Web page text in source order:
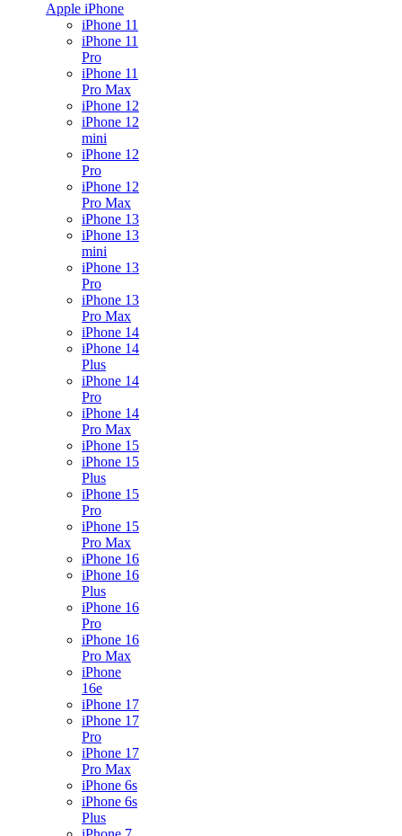
Apple iPhone
iPhone 11
iPhone 11
Pro
iPhone 11
Pro Max
iPhone 12
iPhone 12
mini
iPhone 12
Pro
iPhone 12
Pro Max
iPhone 13
iPhone 13
mini
iPhone 13
Pro
iPhone 13
Pro Max
iPhone 14
iPhone 14
Plus
iPhone 14
Pro
iPhone 14
Pro Max
iPhone 15
iPhone 15
Plus
iPhone 15
Pro
iPhone 15
Pro Max
iPhone 16
iPhone 16
Plus
iPhone 16
Pro
iPhone 16
Pro Max
iPhone
16e
iPhone 17
iPhone 17
Pro
iPhone 17
Pro Max
iPhone 6s
iPhone 6s
Plus